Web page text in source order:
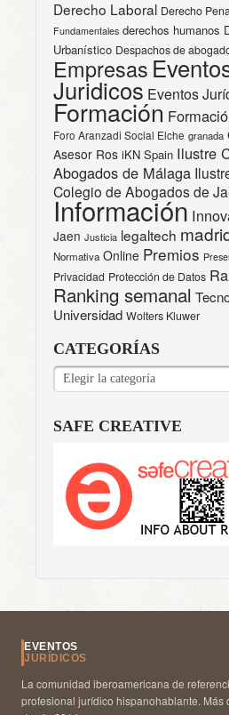
Derecho Laboral Derecho
Fundamentales derechos humanos
Urbanístico Despachos de
Empresas
Juridicos Eventos
Formación
Foro Aranzadi Social Elche granada
Asesor Ros iKN Spain Ilustre
Abogados de Málaga
Colegio de Abogados de
Información
Jaen Justicia legaltech
Normativa Online Premios
Privacidad Protección de Datos
Ranking semanal
Universidad Wolters Kluwer
CATEGORÍAS
CATEGORÍAS
SAFE CREATIVE
EVENTOS
JURÍDICOS
La comunidad iberoamericana de
profesional jurídico hispanohablante. Más